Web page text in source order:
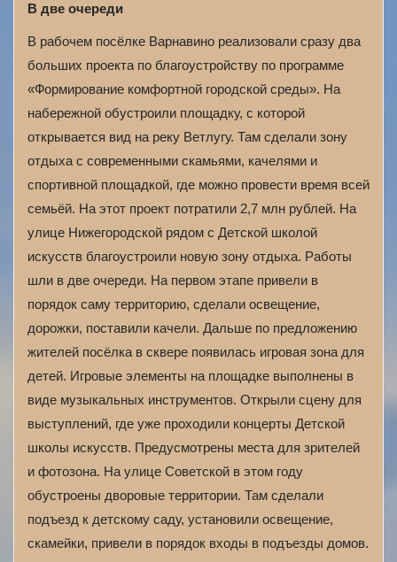
В две очереди
В рабочем посёлке Варнавино реализовали сразу два
больших проекта по благоустройству по программе
«Формирование комфортной городской среды». На
набережной обустроили площадку, с которой
открывается вид на реку Ветлугу. Там сделали зону
отдыха с современными скамьями, качелями и
спортивной площадкой, где можно провести время всей
семьёй. На этот проект потратили 2,7 млн рублей. На
улице Нижегородской рядом с Детской школой
искусств благоустроили новую зону отдыха. Работы
шли в две очереди. На первом этапе привели в
порядок саму территорию, сделали освещение,
дорожки, поставили качели. Дальше по предложению
жителей посёлка в сквере появилась игровая зона для
детей. Игровые элементы на площадке выполнены в
виде музыкальных инструментов. Открыли сцену для
выступлений, где уже проходили концерты Детской
школы искусств. Предусмотрены места для зрителей
и фотозона. На улице Советской в этом году
обустроены дворовые территории. Там сделали
подъезд к детскому саду, установили освещение,
скамейки, привели в порядок входы в подъезды домов.